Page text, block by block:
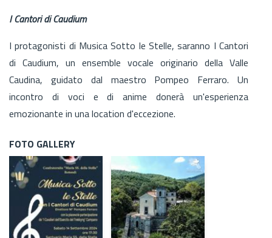
I Cantori di Caudium
I protagonisti di Musica Sotto le Stelle, saranno I Cantori
di Caudium, un ensemble vocale originario della Valle
Caudina, guidato dal maestro Pompeo Ferraro. Un
incontro di voci e di anime donerà un'esperienza
emozionante in una location d'eccezione.
FOTO GALLERY